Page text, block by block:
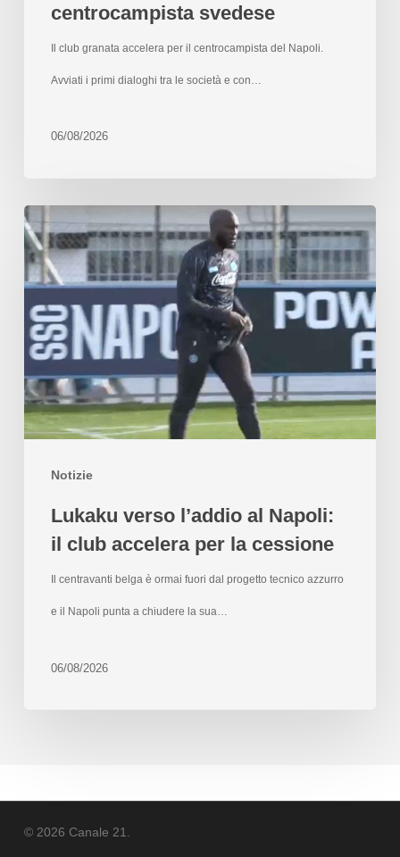
centrocampista svedese
Il club granata accelera per il centrocampista del Napoli.
Avviati i primi dialoghi tra le società e con…
06/08/2026
Notizie
Lukaku verso l’addio al Napoli:
il club accelera per la cessione
Il centravanti belga è ormai fuori dal progetto tecnico azzurro
e il Napoli punta a chiudere la sua…
06/08/2026
© 2026 Canale 21.